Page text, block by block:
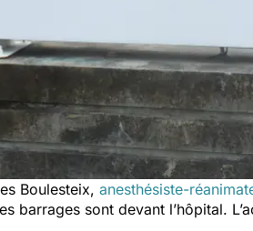
Boulesteix, anesthésiste-
barrages sont devant l’hôpital.